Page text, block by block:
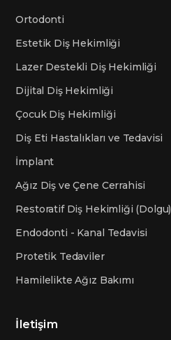
Ortodonti
Estetik Diş Hekimliği
Lazer Destekli Diş Hekimliği
Dijital Diş Hekimliği
Çocuk Diş Hekimliği
Diş Eti Hastalıkları ve Tedavisi
İmplant
Ağız Diş ve Çene Cerrahisi
Restoratif Diş Hekimliği (Dolgu)
Endodonti - Kanal Tedavisi
Protetik Tedaviler
Hamilelikte Ağız Bakımı
İletişim